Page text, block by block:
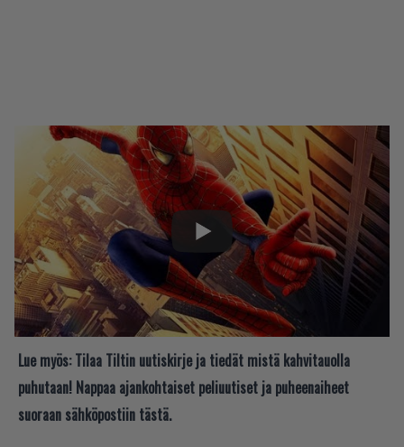
Lue myös: Tilaa Tiltin uutiskirje ja tiedät mistä kahvitauolla
puhutaan! Nappaa ajankohtaiset peliuutiset ja puheenaiheet
suoraan sähköpostiin tästä.